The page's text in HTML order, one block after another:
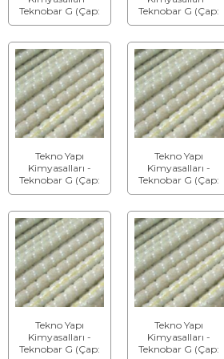
Teknobar G (Çap:
8 mm) (Boy: 2 m)
Çubuk
Teknobar G (Çap:
12 mm) (Boy: 2 m)
Çubuk
Tekno Yapı
Kimyasalları -
Teknobar G (Çap:
20 mm) (Boy: 2
Çubuk
Tekno Yapı
Kimyasalları -
Teknobar G (Çap:
25 mm) (Boy: 2 m)
Çubuk
Tekno Yapı
Kimyasalları -
Teknobar G (Çap:
Tekno Yapı
Kimyasalları -
Teknobar G (Çap: